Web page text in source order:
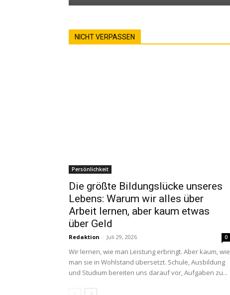
NICHT VERPASSEN
Persönlichkeit
Die größte Bildungslücke unseres
Lebens: Warum wir alles über
Arbeit lernen, aber kaum etwas
über Geld
Redaktion - Juli 29, 2026 0
Wir lernen, wie man Leistung erbringt. Aber kaum, wie
man sie in Wohlstand übersetzt. Schule, Ausbildung
und Studium bereiten uns darauf vor, Aufgaben zu...